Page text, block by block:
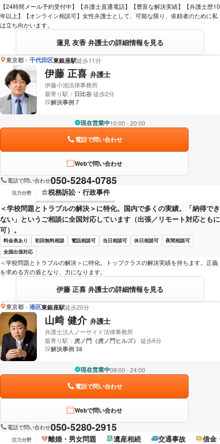
【24時間メール予約受付中】【弁護士直通電話】【豊富な解決実績】【弁護士歴10
年以上】【オンライン相談可】女性弁護士として、可能な限り、依頼者のために私
は立ち向かいます。
蓮見 友香 弁護士の詳細情報を見る
東京都 千代田区東銀座駅徒歩11分
伊藤 正喜 弁護士
伊藤小池法律事務所
最寄り駅： 日比谷徒歩2分
解決事例 7
現在営業中10:00 - 20:00
電話で問い合わせ
Webで問い合わせ
電話で問い合わせ050-5284-0785
注力分野
税務訴訟・行政事件
＜学校問題とトラブルの解決＞に特化。国内で多くの実績。「納得でき
ない」というご相談に全国対応しています（出張／リモート対応ともに
可）。
料金表あり 初回無料相談 電話相談可 当日相談可 休日相談可
夜間相談可
全国出張対応
＜学校問題とトラブルの解決＞に特化。トップクラスの解決実績を持ちます。正義
を求める方の盾となり、力になります。
伊藤 正喜 弁護士の詳細情報を見る
東京都 港区東銀座駅徒歩20分
山﨑 健介 弁護士
弁護士法人ノーサイド法律事務所
最寄り駅： 虎ノ門（虎ノ門ヒルズ） 徒歩6分
解決事例 38
現在営業中09:00 - 24:00
電話で問い合わせ
Webで問い合わせ
電話で問い合わせ050-5280-2915
注力分野 離婚・男女問題 遺産相続 交通事故 借金